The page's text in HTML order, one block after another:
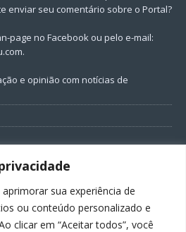
sua experiência de
ou conteúdo personalizado e
clicar em “Aceitar todos”, você
enviar seu comentário sobre o Portal?
page no Facebook ou pelo e-mail:
.
e opinião com notícias de